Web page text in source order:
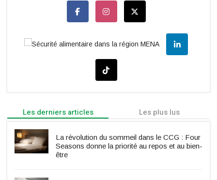
Les derniers articles Les plus lus
La révolution du sommeil dans le CCG : Four
Seasons donne la priorité au repos et au bien-
être